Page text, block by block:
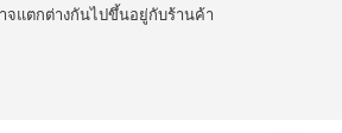
จแตกต่างกันไปขึ้นอยู่กับร้านค้า